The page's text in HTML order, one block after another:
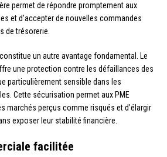
permet de répondre promptement aux
et d’accepter de nouvelles commandes
de trésorerie.
constitue un autre avantage fondamental. Le
une protection contre les défaillances des
particulièrement sensible dans les
Cette sécurisation permet aux PME
marchés perçus comme risqués et d’élargir
exposer leur stabilité financière.
facilitée